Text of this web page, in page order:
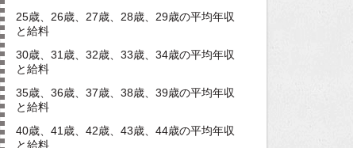
25歳、26歳、27歳、28歳、29歳の平均年収
と給料
30歳、31歳、32歳、33歳、34歳の平均年収
と給料
35歳、36歳、37歳、38歳、39歳の平均年収
と給料
40歳、41歳、42歳、43歳、44歳の平均年収
と給料